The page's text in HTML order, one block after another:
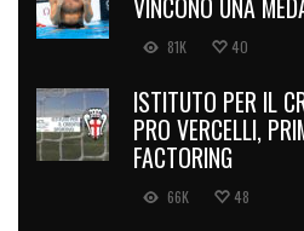
81K 40
ISTITUTO PER IL
PRO VERCELLI,
FACTORING
66K 48